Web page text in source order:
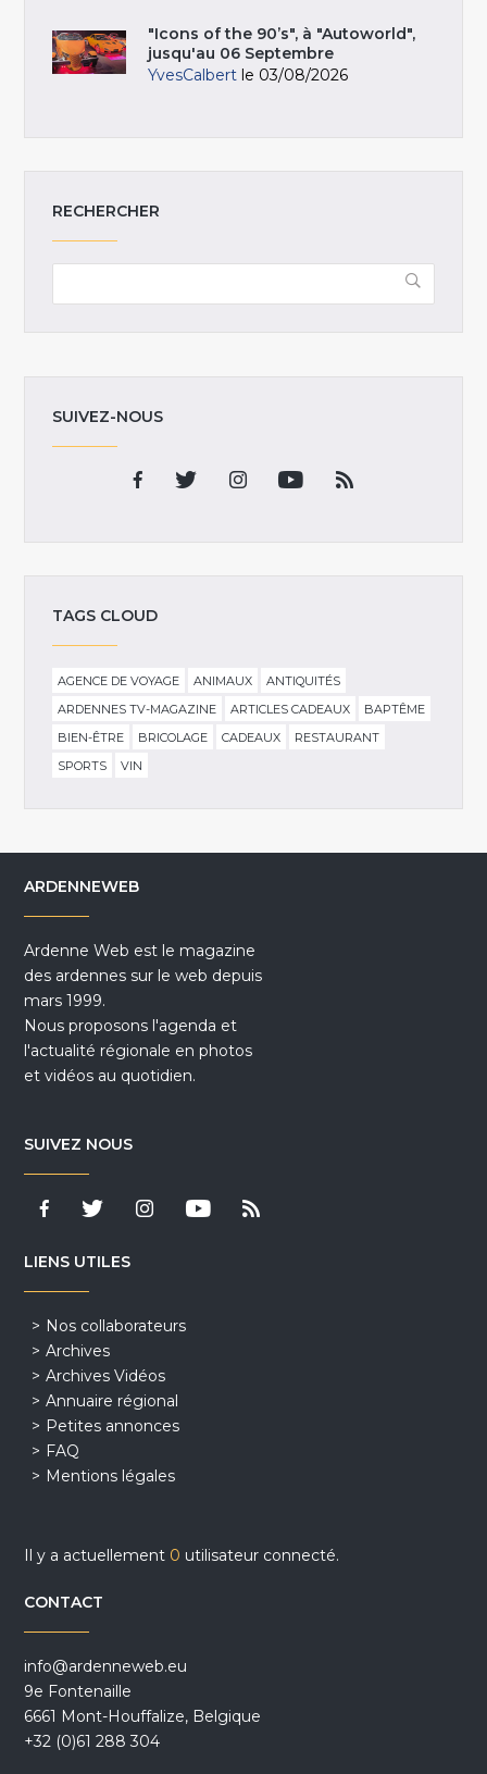
"Icons of the 90’s", à "Autoworld",
jusqu'au 06 Septembre
YvesCalbert le 03/08/2026
RECHERCHER
SUIVEZ-NOUS
TAGS CLOUD
AGENCE DE VOYAGE ANIMAUX
ANTIQUITÉS
ARDENNES TV-MAGAZINE
ARTICLES CADEAUX
BAPTÊME
BIEN-ÊTRE
BRICOLAGE CADEAUX
RESTAURANT
SPORTS
VIN
ARDENNEWEB
Ardenne Web est le magazine
des ardennes sur le web depuis
mars 1999.
Nous proposons l'agenda et
l'actualité régionale en photos
et vidéos au quotidien.
SUIVEZ NOUS
LIENS UTILES
Nos collaborateurs
Archives
Archives Vidéos
Annuaire régional
Petites annonces
FAQ
Mentions légales
Il y a actuellement 0 utilisateur connecté.
CONTACT
info@ardenneweb.eu
9e Fontenaille
6661 Mont-Houffalize, Belgique
+32 (0)61 288 304